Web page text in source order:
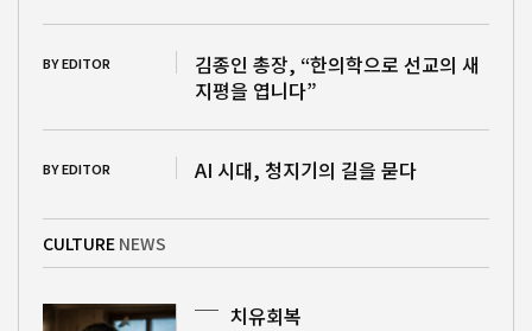
BY EDITOR
김종인 총장, “한의학으로 선교의 새
지평을 엽니다”
BY EDITOR AI 시대, 청지기의 길을 묻다
CULTURE NEWS
치유회복